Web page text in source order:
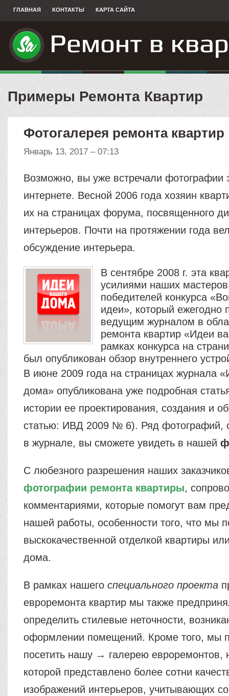
ГЛАВНАЯ КОНТАКТЫ КАРТА САЙТА
Примеры Ремонта Квартир
Фотогалерея ремонта квартир
Январь 13, 2017 – 07:13
Возможно, вы уже встречали фотографии
интернете. Весной 2006 года хозяин
их на страницах форума, посвященного
интерьеров. Почти на протяжении года
обсуждение интерьера.
В сентябре 2008 г. эта
усилиями наших
победителей конкурса
идеи», который ежегодно
ведущим журналом в
ремонта квартир «Идеи
рамках конкурса на
был опубликован обзор внутреннего
В июне 2009 года на страницах журнала
дома» опубликована уже подробная
истории ее проектирования, создания и
статью: ИВД 2009 № 6). Ряд фотографий,
в журнале, вы сможете увидеть в нашей
С любезного разрешения наших
фотографии ремонта квартиры,
комментариями, которые помогут вам
нашей работы, особенности того, что мы
выскокачественной отделкой квартиры
дома.
В рамках нашегоспециального проекта
евроремонта квартир мы также
определить стилевые неточности,
оформлении помещений. Кроме того, мы
посетить нашу → галерею евроремонтов,
которой представлено более сотни
изображений интерьеров, учитывающих